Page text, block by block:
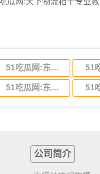
51吃瓜网:东莞到甘肃省物流运输,东莞到甘肃省物流公司
51吃瓜网:东莞到浙江省物流运输,东莞到浙江省物流公司
公司简介